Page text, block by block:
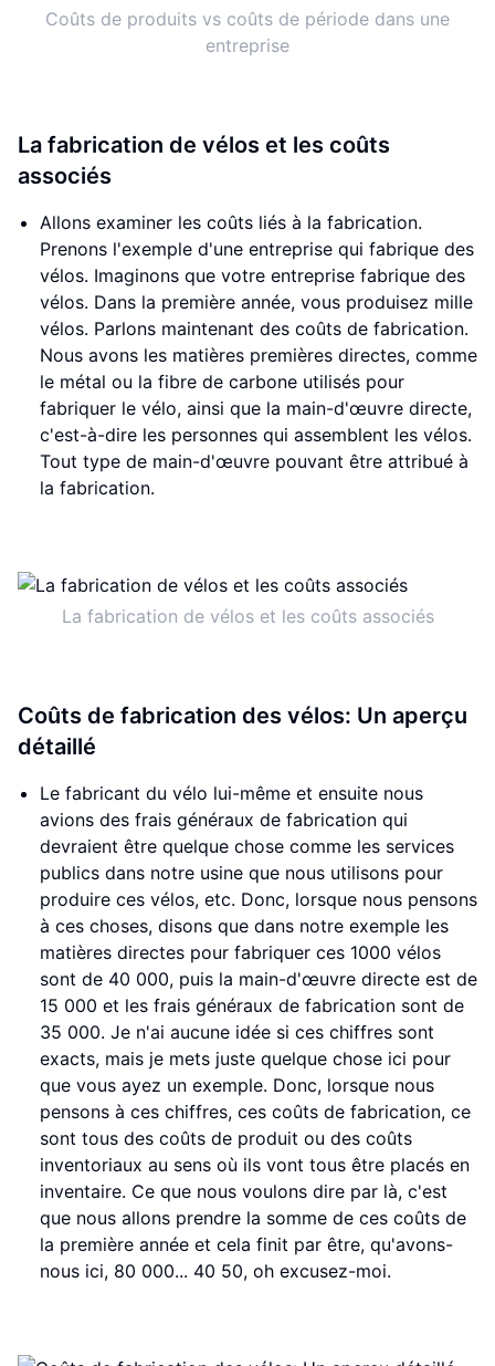
Coûts de produits vs coûts de période dans une
entreprise
La fabrication de vélos et les coûts
associés
Allons examiner les coûts liés à la fabrication.
Prenons l'exemple d'une entreprise qui fabrique des
vélos. Imaginons que votre entreprise fabrique des
vélos. Dans la première année, vous produisez mille
vélos. Parlons maintenant des coûts de fabrication.
Nous avons les matières premières directes, comme
le métal ou la fibre de carbone utilisés pour
fabriquer le vélo, ainsi que la main-d'œuvre directe,
c'est-à-dire les personnes qui assemblent les vélos.
Tout type de main-d'œuvre pouvant être attribué à
la fabrication.
La fabrication de vélos et les coûts associés
Coûts de fabrication des vélos: Un aperçu
détaillé
Le fabricant du vélo lui-même et ensuite nous
avions des frais généraux de fabrication qui
devraient être quelque chose comme les services
publics dans notre usine que nous utilisons pour
produire ces vélos, etc. Donc, lorsque nous pensons
à ces choses, disons que dans notre exemple les
matières directes pour fabriquer ces 1000 vélos
sont de 40 000, puis la main-d'œuvre directe est de
15 000 et les frais généraux de fabrication sont de
35 000. Je n'ai aucune idée si ces chiffres sont
exacts, mais je mets juste quelque chose ici pour
que vous ayez un exemple. Donc, lorsque nous
pensons à ces chiffres, ces coûts de fabrication, ce
sont tous des coûts de produit ou des coûts
inventoriaux au sens où ils vont tous être placés en
inventaire. Ce que nous voulons dire par là, c'est
que nous allons prendre la somme de ces coûts de
la première année et cela finit par être, qu'avons-
nous ici, 80 000... 40 50, oh excusez-moi.